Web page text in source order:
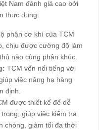
Nam đánh giá cao bởi
thực dụng:
phận cơ khí của TCM
chịu được cường độ làm
nào cùng phân khúc.
TCM vốn nổi tiếng với
việc nâng hạ hàng
định.
được thiết kế để dễ
giúp việc kiểm tra
chóng, giảm tối đa thời